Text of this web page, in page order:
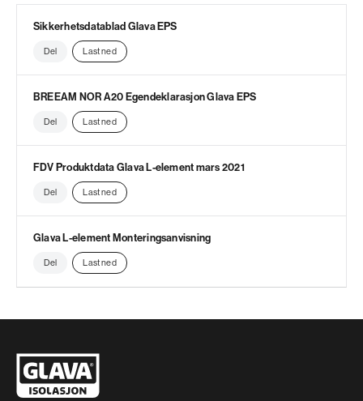
Sikkerhetsdatablad Glava EPS
Del Last ned
BREEAM NOR A20 Egendeklarasjon Glava EPS
Del Last ned
FDV Produktdata Glava L-element mars 2021
Del Last ned
Glava L-element Monteringsanvisning
Del Last ned